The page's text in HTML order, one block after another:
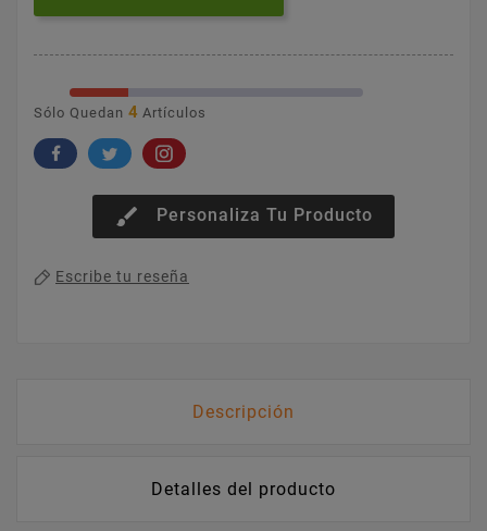
Sólo Quedan 4 Artículos
brush Personaliza Tu Producto
Escribe tu reseña
Descripción
Detalles del producto